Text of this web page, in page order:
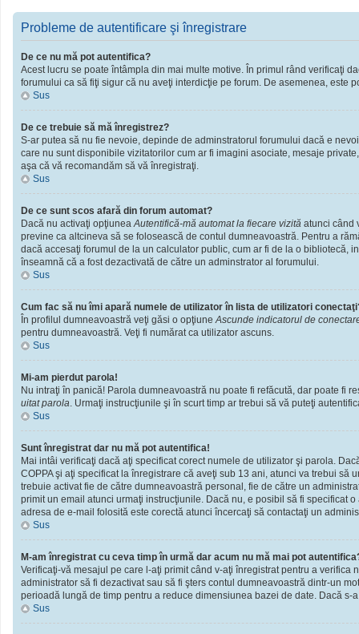
Probleme de autentificare şi înregistrare
De ce nu mă pot autentifica?
Acest lucru se poate întâmpla din mai multe motive. În primul rând verificaţi
forumului ca să fiţi sigur că nu aveţi interdicţie pe forum. De asemenea,
Sus
De ce trebuie să mă înregistrez?
S-ar putea să nu fie nevoie, depinde de adminstratorul forumului dacă e
care nu sunt disponibile vizitatorilor cum ar fi imagini asociate, mesaje
aşa că vă recomandăm să vă înregistraţi.
Sus
De ce sunt scos afară din forum automat?
Dacă nu activaţi opţiuneaAutentifică-mă automat la fiecare vizită atunci când
previne ca altcineva să se folosească de contul dumneavoastră. Pentru a
dacă accesaţi forumul de la un calculator public, cum ar fi de la o bibliotecă,
înseamnă că a fost dezactivată de către un adminstrator al forumului.
Sus
Cum fac să nu îmi apară numele de utilizator în lista de utilizatori
În profilul dumneavoastră veţi găsi o opţiuneAscunde indicatorul de
pentru dumneavoastră. Veţi fi numărat ca utilizator ascuns.
Sus
Mi-am pierdut parola!
Nu intraţi în panică! Parola dumneavoastră nu poate fi refăcută, dar poate fi
uitat parola. Urmaţi instrucţiunile şi în scurt timp ar trebui să vă puteţi
Sus
Sunt înregistrat dar nu mă pot autentifica!
Mai intâi verificaţi dacă aţi specificat corect numele de utilizator şi parola.
COPPA şi aţi specificat la înregistrare că aveţi sub 13 ani, atunci va trebui
trebuie activat fie de către dumneavoastră personal, fie de către un
primit un email atunci urmaţi instrucţiunile. Dacă nu, e posibil să fi specificat
adresa de e-mail folosită este corectă atunci încercaţi să contactaţi un
Sus
M-am înregistrat cu ceva timp în urmă dar acum nu mă mai pot
Verificaţi-vă mesajul pe care l-aţi primit când v-aţi înregistrat pentru a
administrator să fi dezactivat sau să fi şters contul dumneavoastră dintr-un
perioadă lungă de timp pentru a reduce dimensiunea bazei de date. Dacă
Sus